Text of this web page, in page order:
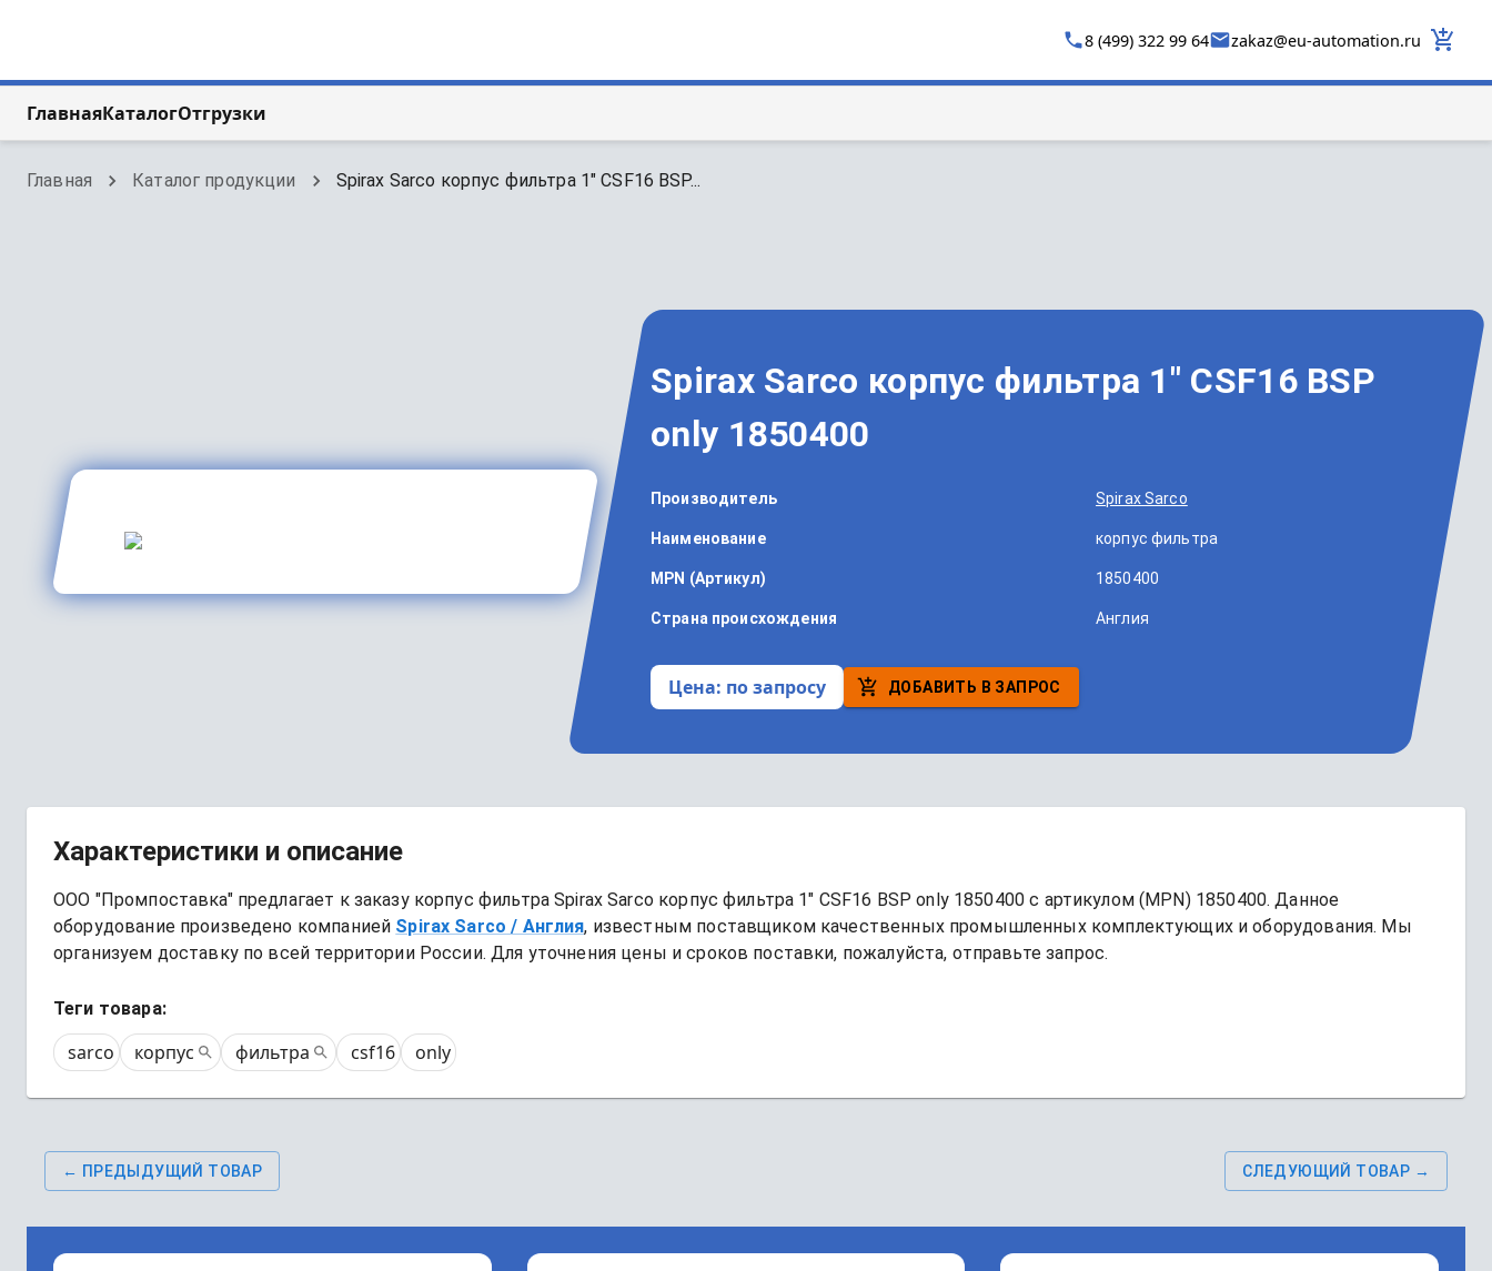
8 (499) 322 99 64 zakaz@eu-automation.ru
ГлавнаяКаталогОтгрузки
Главная Каталог продукции Spirax Sarco корпус фильтра 1" CSF16 BSP...
Spirax Sarco корпус фильтра 1" CSF16 BSP
only 1850400
Производитель Spirax Sarco
Наименование корпус фильтра
MPN (Артикул) 1850400
Страна происхождения Англия
Цена: по запросу ДОБАВИТЬ В ЗАПРОС
Характеристики и описание
ООО "Промпоставка" предлагает к заказу корпус фильтра Spirax Sarco корпус фильтра 1" CSF16 BSP only 1850400 с артикулом (MPN) 1850400. Данное
оборудование произведено компанией Spirax Sarco / Англия, известным поставщиком качественных промышленных комплектующих и оборудования. Мы
организуем доставку по всей территории России. Для уточнения цены и сроков поставки, пожалуйста, отправьте запрос.
Теги товара:
sarco корпус фильтра csf16 only
← ПРЕДЫДУЩИЙ ТОВАР СЛЕДУЮЩИЙ ТОВАР →